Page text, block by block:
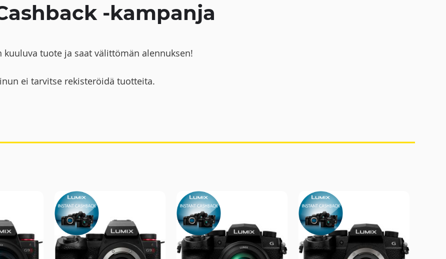
-kampanja
kuuluva tuote ja saat välittömän alennuksen!
ei tarvitse rekisteröidä tuotteita.